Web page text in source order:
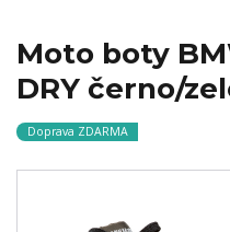
Moto boty
DRY černo/
Doprava ZDARMA